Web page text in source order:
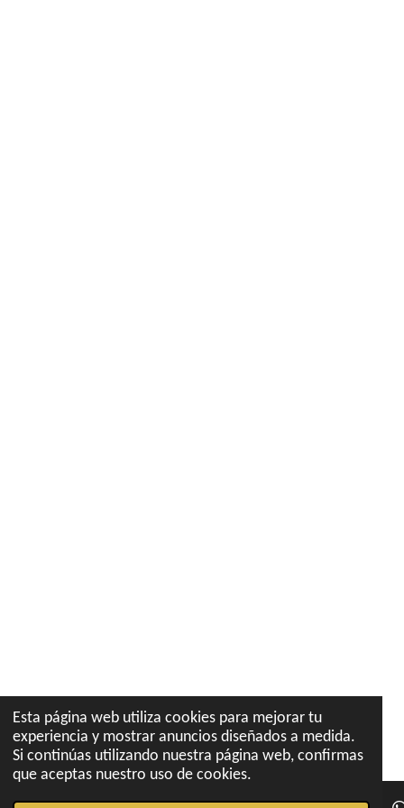
Esta página web utiliza cookies para mejorar tu
experiencia y mostrar anuncios diseñados a medida.
Si continúas utilizando nuestra página web, confirmas
que aceptas nuestro uso de cookies.